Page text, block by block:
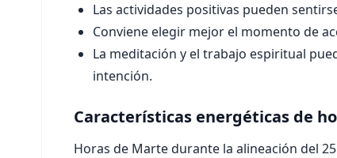
Las actividades positivas pueden
Conviene elegir mejor el momento de
La meditación y el trabajo espiritual
intención.
Características energéticas de
Horas de Marte durante la alineación del